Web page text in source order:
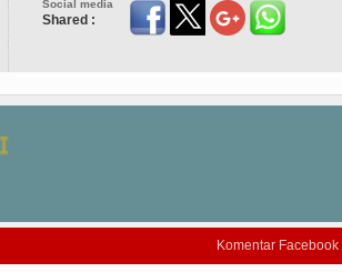
Social media
Shared :
Komentar Facebook